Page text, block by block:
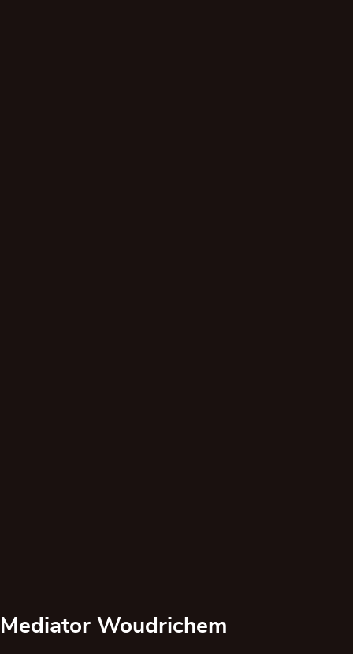
Mediator Woudrichem